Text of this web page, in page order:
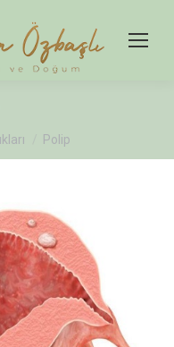
Polip